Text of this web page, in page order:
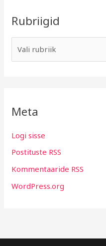
Rubriigid
Meta
Logi sisse
Postituste RSS
Kommentaaride RSS
WordPress.org